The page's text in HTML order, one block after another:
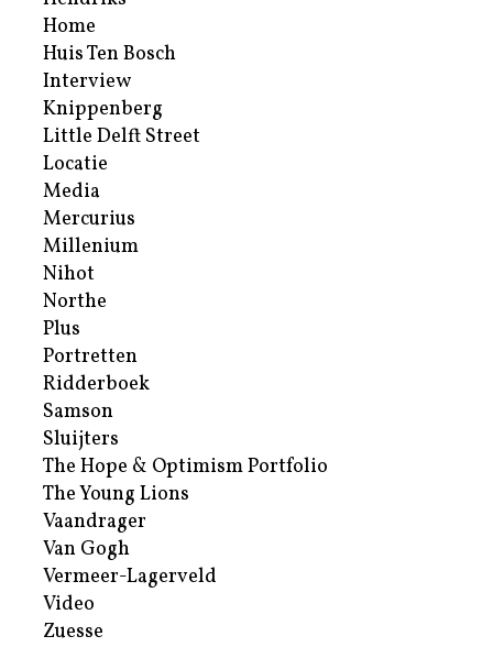
Home
Huis Ten Bosch
Interview
Knippenberg
Little Delft Street
Locatie
Media
Mercurius
Millenium
Nihot
Northe
Plus
Portretten
Ridderboek
Samson
Sluijters
The Hope & Optimism Portfolio
The Young Lions
Vaandrager
Van Gogh
Vermeer-Lagerveld
Video
Zuesse